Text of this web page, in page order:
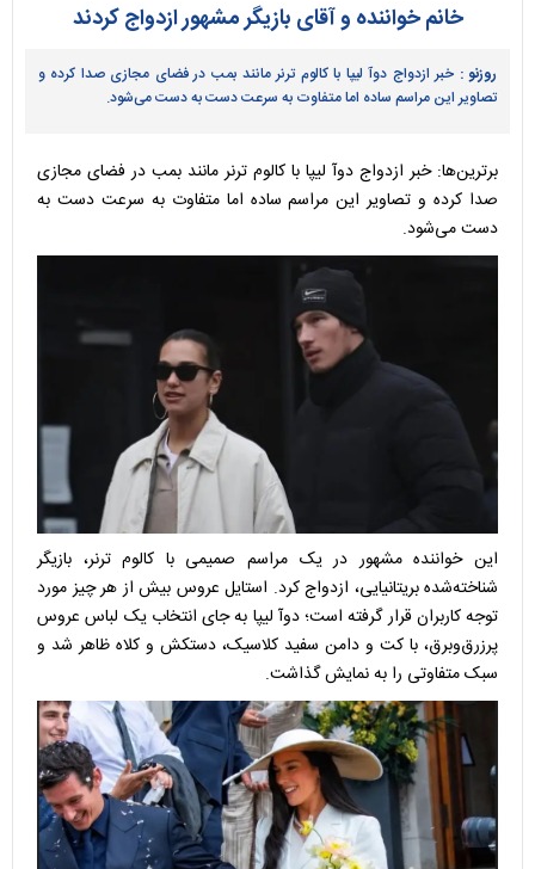
خانم خواننده و آقای بازیگر مشهور ازدواج کردند
روزنو : خبر ازدواج دوآ لیپا با کالوم ترنر مانند بمب در فضای مجازی صدا کرده و
تصاویر این مراسم ساده اما متفاوت به سرعت دست به دست می‌شود.
برترین‌ها: خبر ازدواج دوآ لیپا با کالوم ترنر مانند بمب در فضای مجازی
صدا کرده و تصاویر این مراسم ساده اما متفاوت به سرعت دست به
دست می‌شود.
این خواننده مشهور در یک مراسم صمیمی با کالوم ترنر، بازیگر
شناخته‌شده بریتانیایی، ازدواج کرد. استایل عروس بیش از هر چیز مورد
توجه کاربران قرار گرفته است؛ دوآ لیپا به جای انتخاب یک لباس عروس
پرزرق‌وبرق، با کت و دامن سفید کلاسیک، دستکش و کلاه ظاهر شد و
سبک متفاوتی را به نمایش گذاشت.